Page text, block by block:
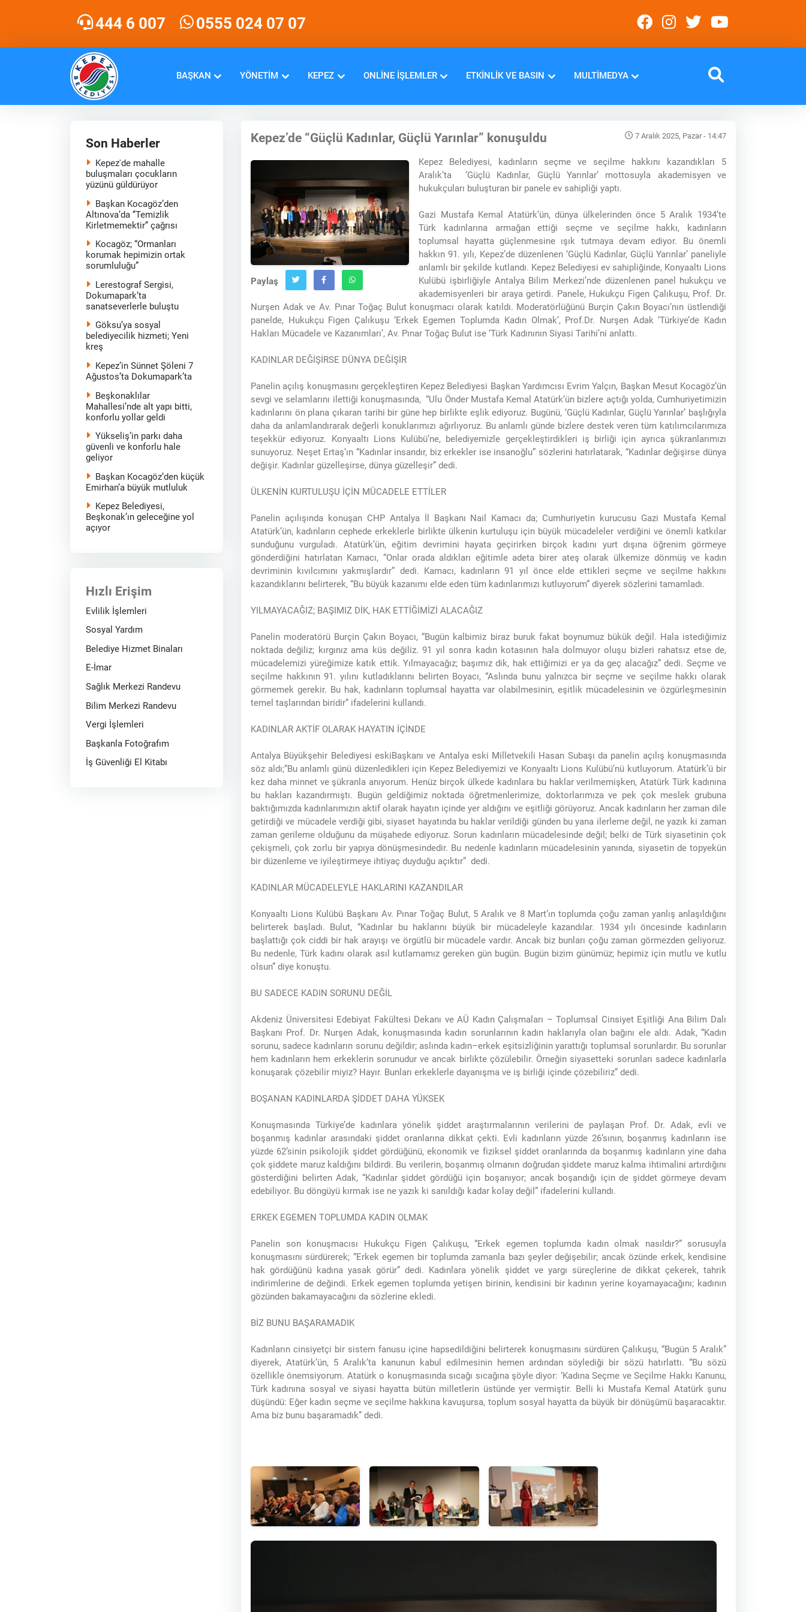
444 6 007 0555 024 07 07
BAŞKAN YÖNETIM KEPEZ ONLINE İŞLEMLER ETKINLIK VE BASIN MULTIMEDYA
Son Haberler
Kepez'de mahalle
buluşmaları çocukların
yüzünü güldürüyor
Başkan Kocagöz’den
Altınova’da ‘’Temizlik
Kirletmemektir’’ çağrısı
Kocagöz; “Ormanları
korumak hepimizin ortak
sorumluluğu”
Lerestograf Sergisi,
Dokumapark’ta
sanatseverlerle buluştu
Göksu’ya sosyal
belediyecilik hizmeti; Yeni
kreş
Kepez’in Sünnet Şöleni 7
Ağustos’ta Dokumapark’ta
Beşkonaklılar
Mahallesi’nde alt yapı bitti,
konforlu yollar geldi
Yükseliş’in parkı daha
güvenli ve konforlu hale
geliyor
Başkan Kocagöz’den küçük
Emirhan’a büyük mutluluk
Kepez Belediyesi,
Beşkonak’ın geleceğine yol
açıyor
Hızlı Erişim
Evlilik İşlemleri
Sosyal Yardım
Belediye Hizmet Binaları
E-İmar
Sağlık Merkezi Randevu
Bilim Merkezi Randevu
Vergi İşlemleri
Başkanla Fotoğrafım
İş Güvenliği El Kitabı
Kepez’de “Güçlü Kadınlar, Güçlü Yarınlar” konuşuldu 7 Aralık 2025, Pazar - 14:47
Paylaş
Kepez Belediyesi, kadınların seçme ve seçilme hakkını kazandıkları 5
Aralık’ta ‘Güçlü Kadınlar, Güçlü Yarınlar’ mottosuyla akademisyen ve
hukukçuları buluşturan bir panele ev sahipliği yaptı.
Gazi Mustafa Kemal Atatürk’ün, dünya ülkelerinden önce 5 Aralık 1934’te
Türk kadınlarına armağan ettiği seçme ve seçilme hakkı, kadınların
toplumsal hayatta güçlenmesine ışık tutmaya devam ediyor. Bu önemli
hakkın 91. yılı, Kepez’de düzenlenen ‘Güçlü Kadınlar, Güçlü Yarınlar’ paneliyle
anlamlı bir şekilde kutlandı. Kepez Belediyesi ev sahipliğinde, Konyaaltı Lions
Kulübü işbirliğiyle Antalya Bilim Merkezi’nde düzenlenen panel hukukçu ve
akademisyenleri bir araya getirdi. Panele, Hukukçu Figen Çalıkuşu, Prof. Dr.
Nurşen Adak ve Av. Pınar Toğaç Bulut konuşmacı olarak katıldı. Moderatörlüğünü Burçin Çakın Boyacı’nın üstlendiği
panelde, Hukukçu Figen Çalıkuşu ‘Erkek Egemen Toplumda Kadın Olmak’, Prof.Dr. Nurşen Adak ‘Türkiye’de Kadın
Hakları Mücadele ve Kazanımları’, Av. Pınar Toğaç Bulut ise ‘Türk Kadınının Siyasi Tarihi’ni anlattı.
KADINLAR DEĞİŞİRSE DÜNYA DEĞİŞİR
Panelin açılış konuşmasını gerçekleştiren Kepez Belediyesi Başkan Yardımcısı Evrim Yalçın, Başkan Mesut Kocagöz’ün
sevgi ve selamlarını ilettiği konuşmasında, “Ulu Önder Mustafa Kemal Atatürk’ün bizlere açtığı yolda, Cumhuriyetimizin
kadınlarını ön plana çıkaran tarihi bir güne hep birlikte eşlik ediyoruz. Bugünü, ‘Güçlü Kadınlar, Güçlü Yarınlar’ başlığıyla
daha da anlamlandırarak değerli konuklarımızı ağırlıyoruz. Bu anlamlı günde bizlere destek veren tüm katılımcılarımıza
teşekkür ediyoruz. Konyaaltı Lions Kulübü’ne, belediyemizle gerçekleştirdikleri iş birliği için ayrıca şükranlarımızı
sunuyoruz. Neşet Ertaş’ın “Kadınlar insandır, biz erkekler ise insanoğlu” sözlerini hatırlatarak, “Kadınlar değişirse dünya
değişir. Kadınlar güzelleşirse, dünya güzelleşir” dedi.
ÜLKENİN KURTULUŞU İÇİN MÜCADELE ETTİLER
Panelin açılışında konuşan CHP Antalya İl Başkanı Nail Kamacı da; Cumhuriyetin kurucusu Gazi Mustafa Kemal
Atatürk’ün, kadınların cephede erkeklerle birlikte ülkenin kurtuluşu için büyük mücadeleler verdiğini ve önemli katkılar
sunduğunu vurguladı. Atatürk’ün, eğitim devrimini hayata geçirirken birçok kadını yurt dışına öğrenim görmeye
gönderdiğini hatırlatan Kamacı, “Onlar orada aldıkları eğitimle adeta birer ateş olarak ülkemize dönmüş ve kadın
devriminin kıvılcımını yakmışlardır” dedi. Kamacı, kadınların 91 yıl önce elde ettikleri seçme ve seçilme hakkını
kazandıklarını belirterek, “Bu büyük kazanımı elde eden tüm kadınlarımızı kutluyorum” diyerek sözlerini tamamladı.
YILMAYACAĞIZ; BAŞIMIZ DİK, HAK ETTİĞİMİZİ ALACAĞIZ
Panelin moderatörü Burçin Çakın Boyacı, “Bugün kalbimiz biraz buruk fakat boynumuz bükük değil. Hala istediğimiz
noktada değiliz; kırgınız ama küs değiliz. 91 yıl sonra kadın kotasının hala dolmuyor oluşu bizleri rahatsız etse de,
mücadelemizi yüreğimize katık ettik. Yılmayacağız; başımız dik, hak ettiğimizi er ya da geç alacağız” dedi. Seçme ve
seçilme hakkının 91. yılını kutladıklarını belirten Boyacı, “Aslında bunu yalnızca bir seçme ve seçilme hakkı olarak
görmemek gerekir. Bu hak, kadınların toplumsal hayatta var olabilmesinin, eşitlik mücadelesinin ve özgürleşmesinin
temel taşlarından biridir” ifadelerini kullandı.
KADINLAR AKTİF OLARAK HAYATIN İÇİNDE
Antalya Büyükşehir Belediyesi eskiBaşkanı ve Antalya eski Milletvekili Hasan Subaşı da panelin açılış konuşmasında
söz aldı;“Bu anlamlı günü düzenledikleri için Kepez Belediyemizi ve Konyaaltı Lions Kulübü’nü kutluyorum. Atatürk’ü bir
kez daha minnet ve şükranla anıyorum. Henüz birçok ülkede kadınlara bu haklar verilmemişken, Atatürk Türk kadınına
bu hakları kazandırmıştı. Bugün geldiğimiz noktada öğretmenlerimize, doktorlarımıza ve pek çok meslek grubuna
baktığımızda kadınlarımızın aktif olarak hayatın içinde yer aldığını ve eşitliği görüyoruz. Ancak kadınların her zaman dile
getirdiği ve mücadele verdiği gibi, siyaset hayatında bu haklar verildiği günden bu yana ilerleme değil, ne yazık ki zaman
zaman gerileme olduğunu da müşahede ediyoruz. Sorun kadınların mücadelesinde değil; belki de Türk siyasetinin çok
çekişmeli, çok zorlu bir yapıya dönüşmesindedir. Bu nedenle kadınların mücadelesinin yanında, siyasetin de topyekün
bir düzenleme ve iyileştirmeye ihtiyaç duyduğu açıktır” dedi.
KADINLAR MÜCADELEYLE HAKLARINI KAZANDILAR
Konyaaltı Lions Kulübü Başkanı Av. Pınar Toğaç Bulut, 5 Aralık ve 8 Mart’ın toplumda çoğu zaman yanlış anlaşıldığını
belirterek başladı. Bulut, “Kadınlar bu haklarını büyük bir mücadeleyle kazandılar. 1934 yılı öncesinde kadınların
başlattığı çok ciddi bir hak arayışı ve örgütlü bir mücadele vardır. Ancak biz bunları çoğu zaman görmezden geliyoruz.
Bu nedenle, Türk kadını olarak asıl kutlamamız gereken gün bugün. Bugün bizim günümüz; hepimiz için mutlu ve kutlu
olsun” diye konuştu.
BU SADECE KADIN SORUNU DEĞİL
Akdeniz Üniversitesi Edebiyat Fakültesi Dekanı ve AÜ Kadın Çalışmaları – Toplumsal Cinsiyet Eşitliği Ana Bilim Dalı
Başkanı Prof. Dr. Nurşen Adak, konuşmasında kadın sorunlarının kadın haklarıyla olan bağını ele aldı. Adak, “Kadın
sorunu, sadece kadınların sorunu değildir; aslında kadın–erkek eşitsizliğinin yarattığı toplumsal sorunlardır. Bu sorunlar
hem kadınların hem erkeklerin sorunudur ve ancak birlikte çözülebilir. Örneğin siyasetteki sorunları sadece kadınlarla
konuşarak çözebilir miyiz? Hayır. Bunları erkeklerle dayanışma ve iş birliği içinde çözebiliriz” dedi.
BOŞANAN KADINLARDA ŞİDDET DAHA YÜKSEK
Konuşmasında Türkiye’de kadınlara yönelik şiddet araştırmalarının verilerini de paylaşan Prof. Dr. Adak, evli ve
boşanmış kadınlar arasındaki şiddet oranlarına dikkat çekti. Evli kadınların yüzde 26’sının, boşanmış kadınların ise
yüzde 62’sinin psikolojik şiddet gördüğünü, ekonomik ve fiziksel şiddet oranlarında da boşanmış kadınların yine daha
çok şiddete maruz kaldığını bildirdi. Bu verilerin, boşanmış olmanın doğrudan şiddete maruz kalma ihtimalini artırdığını
gösterdiğini belirten Adak, “Kadınlar şiddet gördüğü için boşanıyor; ancak boşandığı için de şiddet görmeye devam
edebiliyor. Bu döngüyü kırmak ise ne yazık ki sanıldığı kadar kolay değil” ifadelerini kullandı.
ERKEK EGEMEN TOPLUMDA KADIN OLMAK
Panelin son konuşmacısı Hukukçu Figen Çalıkuşu, “Erkek egemen toplumda kadın olmak nasıldır?” sorusuyla
konuşmasını sürdürerek; “Erkek egemen bir toplumda zamanla bazı şeyler değişebilir; ancak özünde erkek, kendisine
hak gördüğünü kadına yasak görür” dedi. Kadınlara yönelik şiddet ve yargı süreçlerine de dikkat çekerek, tahrik
indirimlerine de değindi. Erkek egemen toplumda yetişen birinin, kendisini bir kadının yerine koyamayacağını; kadının
gözünden bakamayacağını da sözlerine ekledi.
BİZ BUNU BAŞARAMADIK
Kadınların cinsiyetçi bir sistem fanusu içine hapsedildiğini belirterek konuşmasını sürdüren Çalıkuşu, “Bugün 5 Aralık”
diyerek, Atatürk’ün, 5 Aralık’ta kanunun kabul edilmesinin hemen ardından söylediği bir sözü hatırlattı. “Bu sözü
özellikle önemsiyorum. Atatürk o konuşmasında sıcağı sıcağına şöyle diyor: ‘Kadına Seçme ve Seçilme Hakkı Kanunu,
Türk kadınına sosyal ve siyasi hayatta bütün milletlerin üstünde yer vermiştir. Belli ki Mustafa Kemal Atatürk şunu
düşündü: Eğer kadın seçme ve seçilme hakkına kavuşursa, toplum sosyal hayatta da büyük bir dönüşümü başaracaktır.
Ama biz bunu başaramadık” dedi.